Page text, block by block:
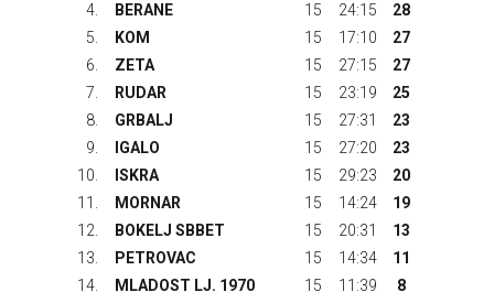
4.
BERANE 15 24:15
28
5.
KOM 15 17:10
27
6.
ZETA 15 27:15
27
7.
RUDAR 15 23:19
25
8.
GRBALJ 15 27:31
23
9.
IGALO 15 27:20
23
10.
ISKRA 15 29:23
20
11.
MORNAR 15 14:24
19
12.
BOKELJ SBBET 15 20:31
13
13.
PETROVAC 15 14:34
11
14.
MLADOST LJ. 1970 15 11:39
8